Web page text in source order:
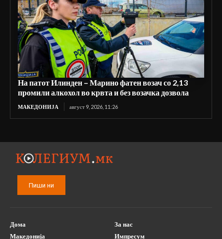
На патот Илинден – Марино фатен возач со 2,13
промили алкохол во крвта и без возачка дозвола
МАКЕДОНИЈА август 9, 2026, 11:26
Пиши ни
Дома
Македонија
За нас
Импресум